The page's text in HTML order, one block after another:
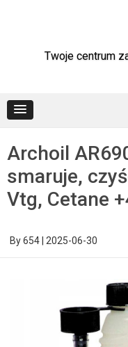
Twoje centrum
Archoil
smaruje,
Vtg, Cetane
By654 2025-06-30